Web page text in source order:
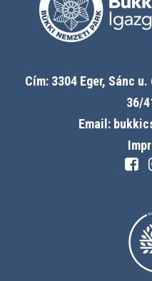
Cím: 3304 Eger, Sánc
36/
Email: